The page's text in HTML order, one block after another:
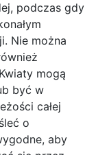
podczas gdy
Nie można
mogą
być w
całej
o
aby